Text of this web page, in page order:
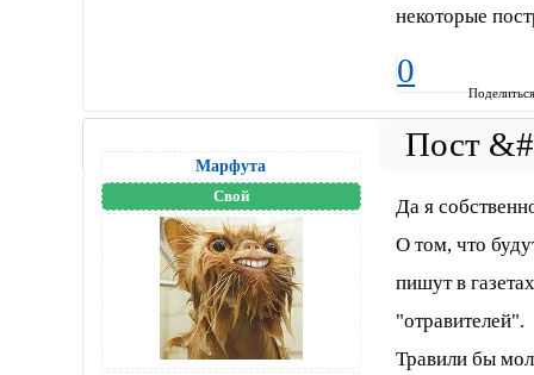
некоторые
0
Марфута
Свой
Да я
О том, что
пишут в
"отравителей".
Травили бы